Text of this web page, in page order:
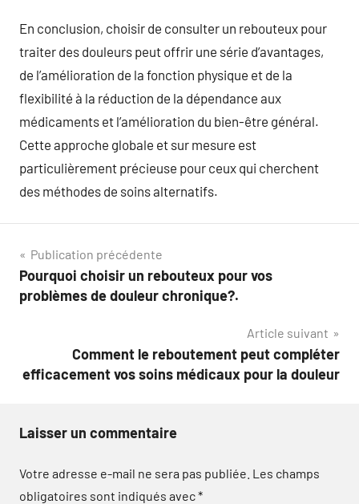
En conclusion, choisir de consulter un rebouteux pour
traiter des douleurs peut offrir une série d’avantages,
de l’amélioration de la fonction physique et de la
flexibilité à la réduction de la dépendance aux
médicaments et l’amélioration du bien-être général.
Cette approche globale et sur mesure est
particulièrement précieuse pour ceux qui cherchent
des méthodes de soins alternatifs.
Navigation
de
Publication précédente
Pourquoi choisir un rebouteux pour vos
problèmes de douleur chronique?.
Article suivant
Comment le reboutement peut compléter
efficacement vos soins médicaux pour la douleur
Laisser un commentaire
Votre adresse e-mail ne sera pas publiée. Les champs
obligatoires sont indiqués avec*